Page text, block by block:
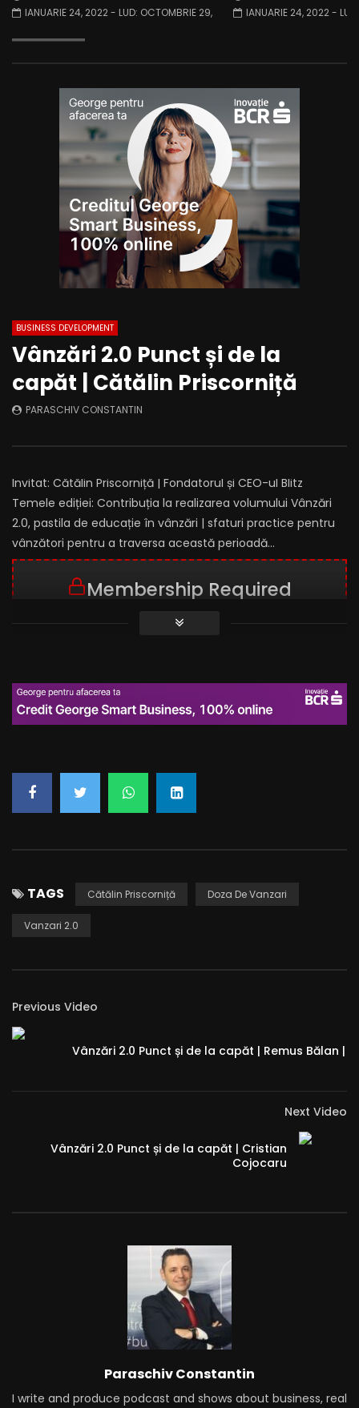
IANUARIE 24, 2022- LUD: OCTOMBRIE 29,
IANUARIE 24, 2022-
BUSINESS DEVELOPMENT
Vânzări 2.0 Punct și de la
capăt | Cătălin Priscorniță
PARASCHIV CONSTANTIN
Invitat: Cătălin Priscorniță | Fondatorul și CEO-ul Blitz
Temele ediției: Contribuția la realizarea volumului Vânzări
2.0, pastila de educație în vânzări | sfaturi practice pentru
vânzători pentru a traversa această perioadă…
Membership Required
You must be a member to access this
VIEW MEMBERSHIP LEVELS
TAGS Cătălin Priscorniță Doza De Vanzari
Vanzari 2.0
Previous Video
Vânzări 2.0 Punct și de la capăt | Remus Bălan |
Next Video
Vânzări 2.0 Punct și de la capăt | Cristian
Cojocaru
Paraschiv Constantin
I write and produce podcast and shows about business, real